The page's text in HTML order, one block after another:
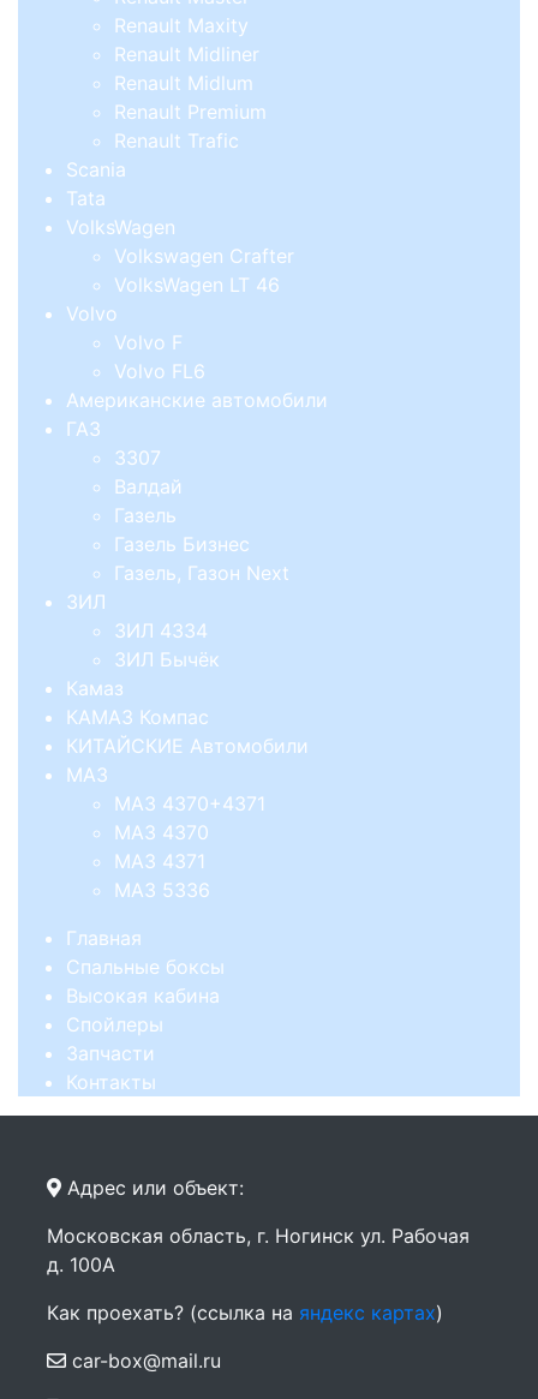
Renault Maxity
Renault Midliner
Renault Midlum
Renault Premium
Renault Trafic
Scania
Tata
VolksWagen
Volkswagen Crafter
VolksWagen LT 46
Volvo
Volvo F
Volvo FL6
Американские автомобили
ГАЗ
3307
Валдай
Газель
Газель Бизнес
Газель, Газон Next
ЗИЛ
ЗИЛ 4334
ЗИЛ Бычёк
Камаз
КАМАЗ Компас
КИТАЙСКИЕ Автомобили
МАЗ
МАЗ 4370+4371
МАЗ 4370
МАЗ 4371
МАЗ 5336
Главная
Спальные боксы
Высокая кабина
Спойлеры
Запчасти
Контакты
Адрес или объект:
Московская область, г. Ногинск ул. Рабочая
д. 100А
Как проехать? (ссылка на яндекс картах)
car-box@mail.ru